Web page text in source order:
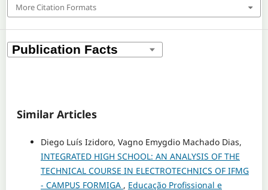
More Citation Formats
Similar Articles
Diego Luís Izidoro, Vagno Emygdio Machado Dias,
INTEGRATED HIGH SCHOOL: AN ANALYSIS OF THE
TECHNICAL COURSE IN ELECTROTECHNICS OF IFMG
- CAMPUS FORMIGA , Educação Profissional e